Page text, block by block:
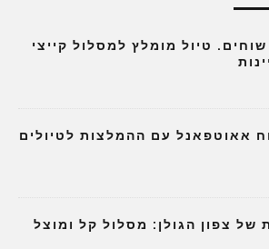
טיול מומלץ למסלול קייצי
אאוטפאנל עם ההמלצות לטיולים
של צפון הגולן: מסלול קל ומוצל